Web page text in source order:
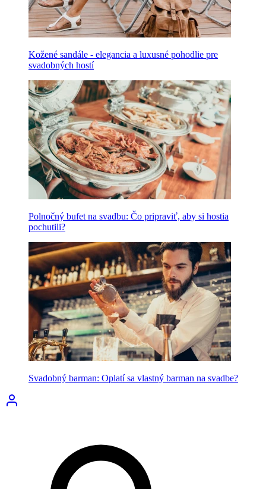
Kožené sandále - elegancia a luxusné pohodlie pre
svadobných hostí
Polnočný bufet na svadbu: Čo pripraviť, aby si hostia
pochutili?
Svadobný barman: Oplatí sa vlastný barman na svadbe?